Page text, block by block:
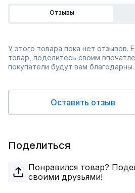
Отзывы
У этого товара пока нет отзывов.
товар, поделитесь своим
покупатели будут вам благодарны.
Оставить отзыв
Поделиться
Понравился товар?
своими друзьями!